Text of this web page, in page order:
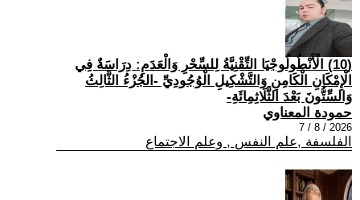
(10) الْأَنْطُولُوجْيَا التِّقْنِيَّةُ لِلسِّحْرِ وَالْعَدَمِ: دِرَاسَةٌ فِي
الْإِمْكَانِ الْكَامِنِ وَالتَّشْكِيلِ الْوُجُودِيِّ -الجُزْءُ الثَّالِثُ
وَالسِّتُّونَ بَعْدَ الثَّلَاثِمِائَةِ-
حمودة المعناوي
2026 / 8 / 7
الفلسفة ,علم النفس , وعلم الاجتماع